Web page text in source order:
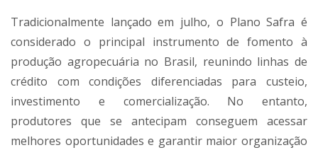
Tradicionalmente lançado em julho, o Plano Safra é
considerado o principal instrumento de fomento à
produção agropecuária no Brasil, reunindo linhas de
crédito com condições diferenciadas para custeio,
investimento e comercialização. No entanto,
produtores que se antecipam conseguem acessar
melhores oportunidades e garantir maior organização